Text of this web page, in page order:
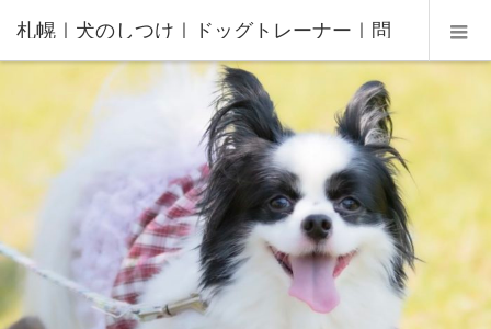
札幌｜犬のしつけ｜ドッグトレーナー｜問
題行動修正｜出張トレーニング｜飼い主さ
んの家庭教師®️